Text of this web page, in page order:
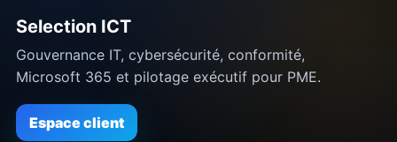
Selection ICT
Gouvernance IT, cybersécurité, conformité,
Microsoft 365 et pilotage exécutif pour PME.
Espace client